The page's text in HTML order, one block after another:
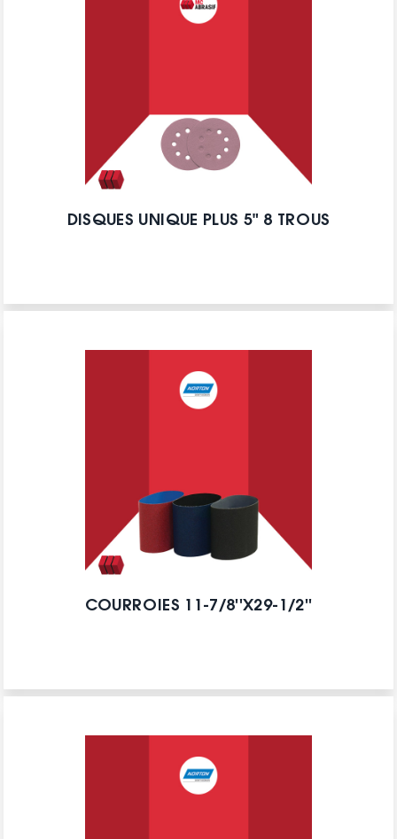
DISQUES UNIQUE PLUS 5" 8 TROUS
COURROIES 11-7/8''X29-1/2''